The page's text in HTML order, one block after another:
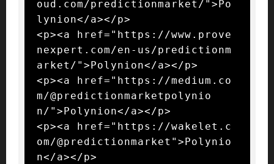
oud.com/predictionmarket/">Po
lynion</a></p>
<p><a href="https://www.prove
nexpert.com/en-us/predictionm
arket/">Polynion</a></p>
<p><a href="https://medium.co
m/@predictionmarketpolynio
n/">Polynion</a></p>
<p><a href="https://wakelet.c
om/@predictionmarket">Polynio
n</a></p>